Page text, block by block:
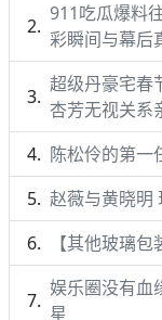
911吃瓜爆料
彩瞬间与幕后
超级丹豪宅春
杏芳无视关系
陈松伶的第一
赵薇与黄晓明
【其他玻璃包
娱乐圈没有血
星